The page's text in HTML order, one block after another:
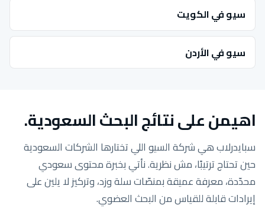
سيو في الكويت
سيو في الأردن
اهيمن على نتائج البحث السعودية.
سبايدرلاب هي شركة السيو اللي تختارها الشركات السعودية
حين تحتاج ترتيبًا، مش نظرية. نأتي بخبرة محتوى سعودي
محدّدة، معرفة عميقة بمنصّات سلة وزد، وتركيز لا يلين على
إيرادات قابلة للقياس من البحث العضوي.